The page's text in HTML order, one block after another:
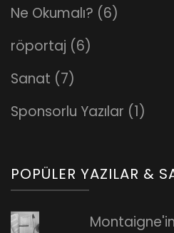
Ne Okumalı? (6)
röportaj (6)
Sanat (7)
Sponsorlu Yazılar (1)
POPÜLER YAZILAR &